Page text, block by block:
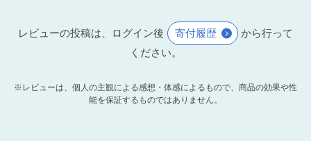
レビューの投稿は、ログイン後 寄付履歴
から行って
ください。
※レビューは、個人の主観による感想・体感によるもので、商品の効果や性
能を保証するものではありません。